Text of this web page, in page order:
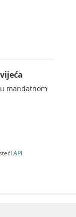
mandatnom
API